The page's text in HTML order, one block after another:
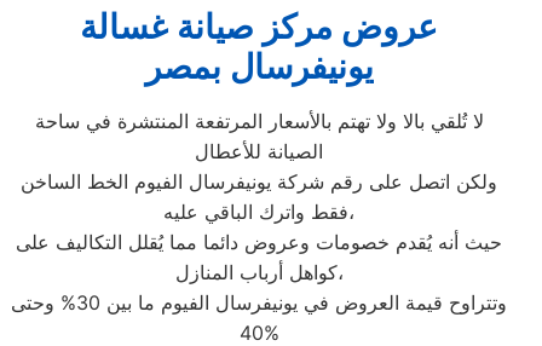
عروض مركز صيانة غسالة
يونيفرسال بمصر
لا تُلقي بالا ولا تهتم بالأسعار المرتفعة المنتشرة في ساحة
الصيانة للأعطال
ولكن اتصل على رقم شركة يونيفرسال الفيوم الخط الساخن
فقط واترك الباقي عليه،
حيث أنه يُقدم خصومات وعروض دائما مما يُقلل التكاليف على
كواهل أرباب المنازل،
وتتراوح قيمة العروض في يونيفرسال الفيوم ما بين 30% وحتى
40%